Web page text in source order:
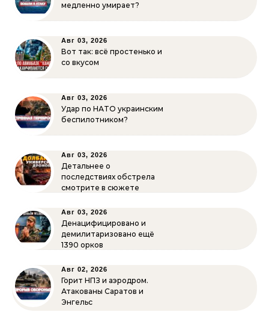
медленно умирает?
Авг 03, 2026
Вот так: всё простенько и
со вкусом
Авг 03, 2026
Удар по НАТО украинским
беспилотником?
Авг 03, 2026
Детальнее о
последствиях обстрела
смотрите в сюжете
Авг 03, 2026
Денацифицировано и
демилитаризовано ещё
1390 орков
Авг 02, 2026
Горит НПЗ и аэродром.
Атакованы Саратов и
Энгельс